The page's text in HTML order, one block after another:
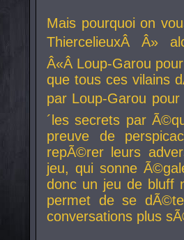
Mais pourquoi on
ThiercelieuxÂ Â»
Â«Â Loup-Garou
que tous ces vilains
par Loup-Garou
´les secrets par
preuve de
repÃ©rer leurs
jeu, qui sonne
donc un jeu de bluff
permet de se
conversations plus